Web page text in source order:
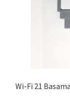
Wi-Fi 21